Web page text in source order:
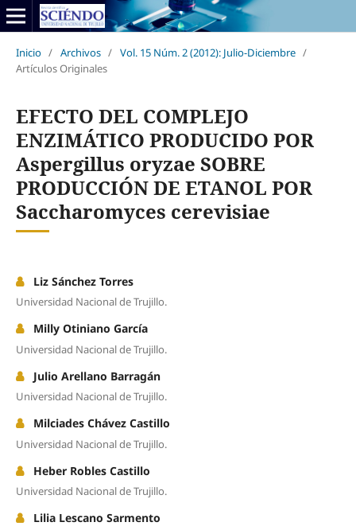
Inicio / Archivos / Vol. 15 Núm. 2 (2012): Julio-Diciembre /
Artículos Originales
EFECTO DEL COMPLEJO
ENZIMÁTICO PRODUCIDO POR
Aspergillus oryzae SOBRE
PRODUCCIÓN DE ETANOL POR
Saccharomyces cerevisiae
Liz Sánchez Torres
Universidad Nacional de Trujillo.
Milly Otiniano García
Universidad Nacional de Trujillo.
Julio Arellano Barragán
Universidad Nacional de Trujillo.
Milciades Chávez Castillo
Universidad Nacional de Trujillo.
Heber Robles Castillo
Universidad Nacional de Trujillo.
Lilia Lescano Sarmento